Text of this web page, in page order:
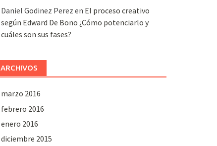
Daniel Godinez Perez en El proceso creativo
según Edward De Bono ¿Cómo potenciarlo y
cuáles son sus fases?
ARCHIVOS
marzo 2016
febrero 2016
enero 2016
diciembre 2015